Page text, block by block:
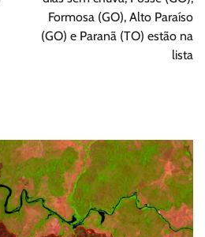
Formosa (GO), Alto Paraíso
(GO) e Paranã (TO) estão na
lista